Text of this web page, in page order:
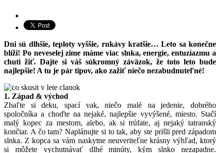
Dni sú dlhšie, teploty vyššie, rukávy kratšie… Leto sa konečne
blíži! Po neveselej zime máme viac slnka, energie, entuziazmu a
chuti žiť. Dajte si váš súkromný záväzok, že toto leto bude
najlepšie! A tu je pár tipov, ako zažiť niečo nezabudnuteľné!
1. Západ & východ
Zbaľte si deku, spací vak, niečo malé na jedenie, dobrého
spoločníka a choďte na nejaké, najlepšie vyvýšené, miesto. Stačí
malý kopec za mestom, alebo, ak si trúfate, aj nejaký tatranský
končiar. A čo tam? Naplánujte si to tak, aby ste prišli pred západom
slnka. Z kopca sa vám naskytne neuveriteľne krásny výhľad, ktorý
si môžete vychutnávať dlhé minúty, kým slnko nezapadne.